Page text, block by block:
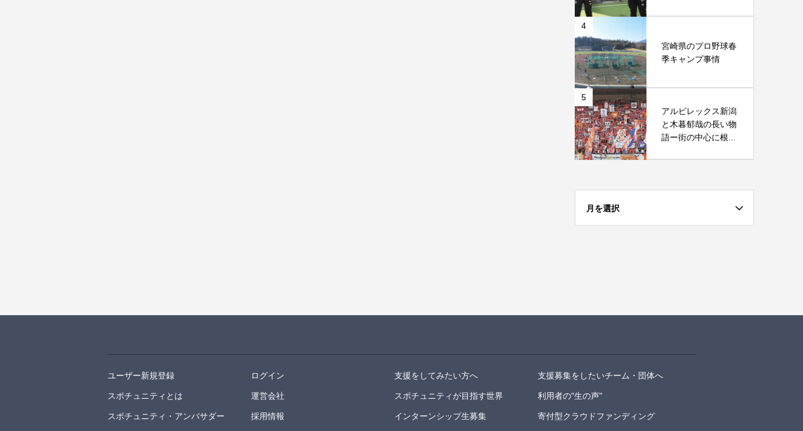
4
宮崎県のプロ野球春
季キャンプ事情
5
アルビレックス新潟
と木暮郁哉の長い物
語ー街の中心に根...
月を選択
ユーザー新規登録 ログイン 支援をしてみたい方へ 支援募集をしたいチーム・団体へ
スポチュニティとは 運営会社 スポチュニティが目指す世界 利用者の"生の声"
スポチュニティ・アンバサダー 採用情報 インターンシップ生募集 寄付型クラウドファンディング